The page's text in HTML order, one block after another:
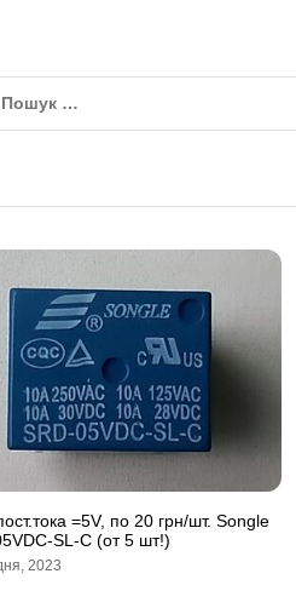
=5V, по 20 грн/шт. Songle
SL-C (от 5 шт!)
2023